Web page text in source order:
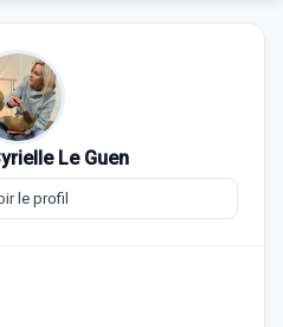
Le Guen
le profil